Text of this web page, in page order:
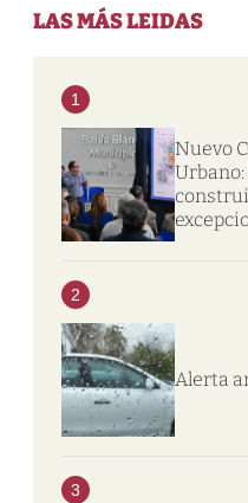
LAS MÁS LEIDAS
1
Nuevo
Urbano:
2
Alerta
3